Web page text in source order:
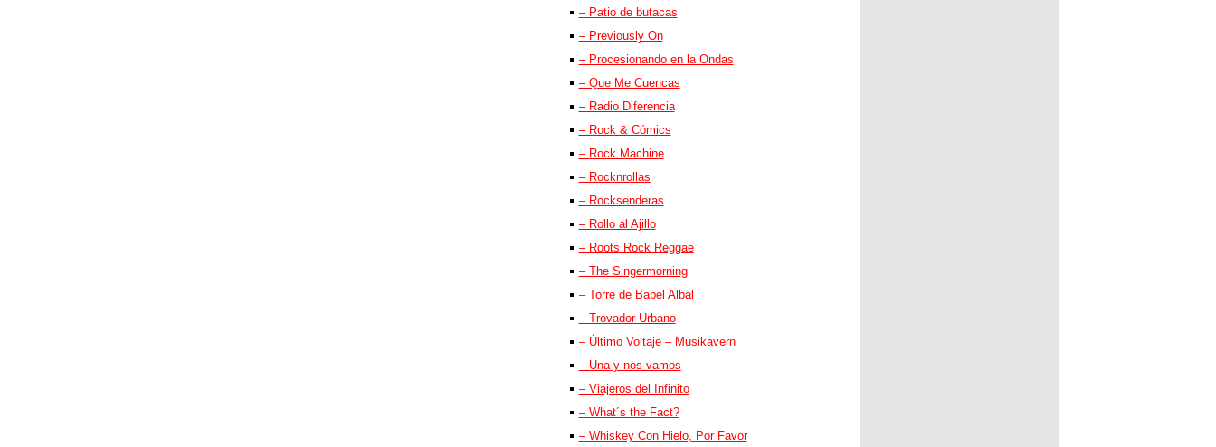
– Patio de butacas
– Previously On
– Procesionando en la Ondas
– Que Me Cuencas
– Radio Diferencia
– Rock & Cómics
– Rock Machine
– Rocknrollas
– Rocksenderas
– Rollo al Ajillo
– Roots Rock Reggae
– The Singermorning
– Torre de Babel Albal
– Trovador Urbano
– Último Voltaje – Musikavern
– Una y nos vamos
– Viajeros del Infinito
– What´s the Fact?
– Whiskey Con Hielo, Por Favor